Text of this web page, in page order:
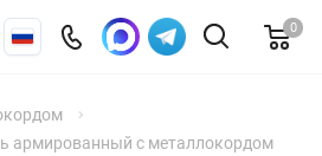
0
армированный с металлокордом